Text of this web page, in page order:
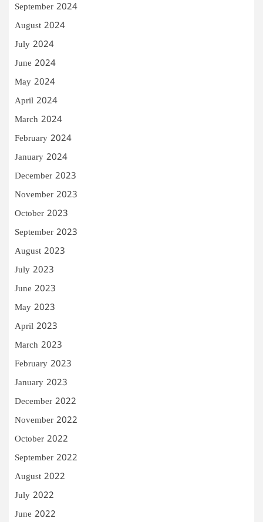
September 2024
August 2024
July 2024
June 2024
May 2024
April 2024
March 2024
February 2024
January 2024
December 2023
November 2023
October 2023
September 2023
August 2023
July 2023
June 2023
May 2023
April 2023
March 2023
February 2023
January 2023
December 2022
November 2022
October 2022
September 2022
August 2022
July 2022
June 2022